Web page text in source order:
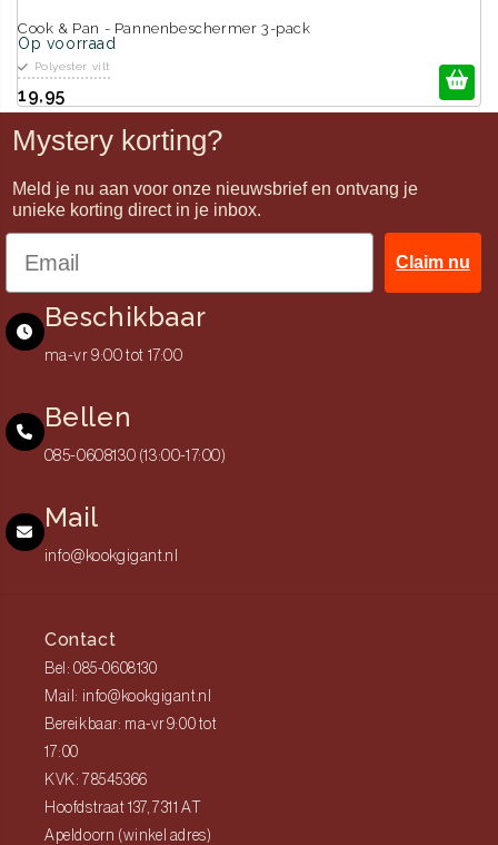
:
Cook & Pan - Pannenbeschermer 3-pack
Op voorraad
Polyester vilt
19,95
Mystery korting?
Meld je nu aan voor onze nieuwsbrief en ontvang je
unieke korting direct in je inbox.
Claim nu
Beschikbaar
ma-vr 9:00 tot 17:00
Bellen
085-0608130 (13:00-17:00)
Mail
info@kookgigant.nl
Contact
Bel: 085-0608130
Mail: info@kookgigant.nl
Bereikbaar: ma-vr 9:00 tot
17:00
KVK: 78545366
Hoofdstraat 137, 7311 AT
Apeldoorn (winkel adres)